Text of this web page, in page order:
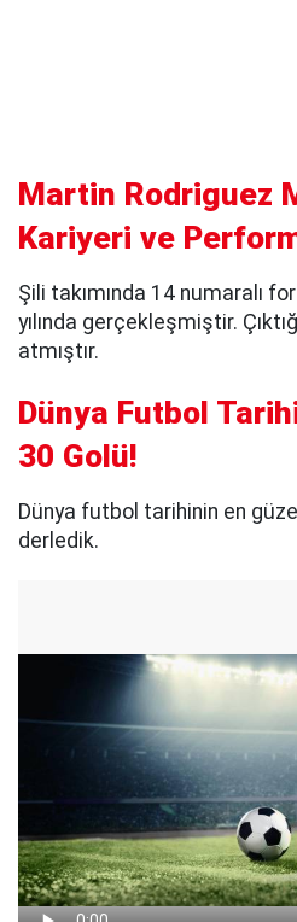
Martin Rodriguez
Kariyeri ve
Şili takımında 14 numaralı
yılında gerçekleşmiştir.
atmıştır.
Dünya Futbol
30 Golü!
Dünya futbol tarihinin en
derledik.